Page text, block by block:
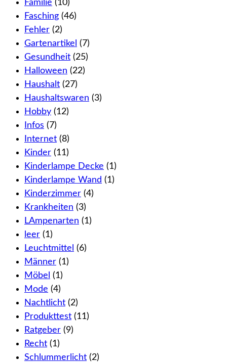
Familie (10)
Fasching (46)
Fehler (2)
Gartenartikel (7)
Gesundheit (25)
Halloween (22)
Haushalt (27)
Haushaltswaren (3)
Hobby (12)
Infos (7)
Internet (8)
Kinder (11)
Kinderlampe Decke (1)
Kinderlampe Wand (1)
Kinderzimmer (4)
Krankheiten (3)
LAmpenarten (1)
leer (1)
Leuchtmittel (6)
Männer (1)
Möbel (1)
Mode (4)
Nachtlicht (2)
Produkttest (11)
Ratgeber (9)
Recht (1)
Schlummerlicht (2)